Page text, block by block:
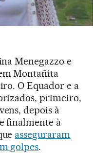
Menegazzo e
Montañita
O Equador e a
primeiro,
depois à
finalmente à
asseguraram
golpes.